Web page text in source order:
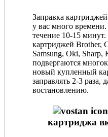
Заправка картриджей
у вас много
течение 10-15
картриджей Brother,
Samsung, Oki, Sharp,
подвергаются
новый купленный
заправлять 2-3 раза,
востановлению.
картриджа